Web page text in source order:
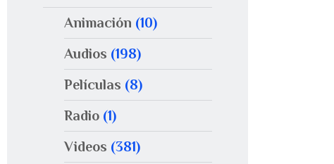
Animación (10)
Audios (198)
Películas (8)
Radio (1)
Videos (381)